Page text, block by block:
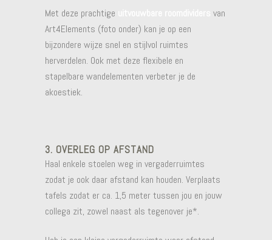
Met deze prachtige
van
Art4Elements (foto onder) kan je op een
bijzondere wijze snel en stijlvol ruimtes
herverdelen. Ook met deze flexibele en
stapelbare wandelementen verbeter je de
akoestiek.
3. OVERLEG OP AFSTAND
Haal enkele stoelen weg in vergaderruimtes
zodat je ook daar afstand kan houden. Verplaats
tafels zodat er ca. 1,5 meter tussen jou en jouw
collega zit, zowel naast als tegenover je*.